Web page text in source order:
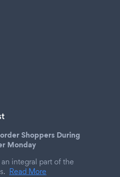
Shoppers During
Monday
integral part of the
Read More